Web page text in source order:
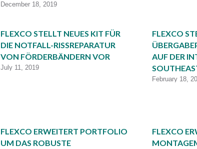
December 18, 2019
FLEXCO STELLT NEUES KIT FÜR
DIE NOTFALL-RISSREPARATUR
VON FÖRDERBÄNDERN VOR
July 11, 2019
FLEXCO
AUF DER
February 18,
FLEXCO ERWEITERT PORTFOLIO
UM DAS ROBUSTE
FLEXCO